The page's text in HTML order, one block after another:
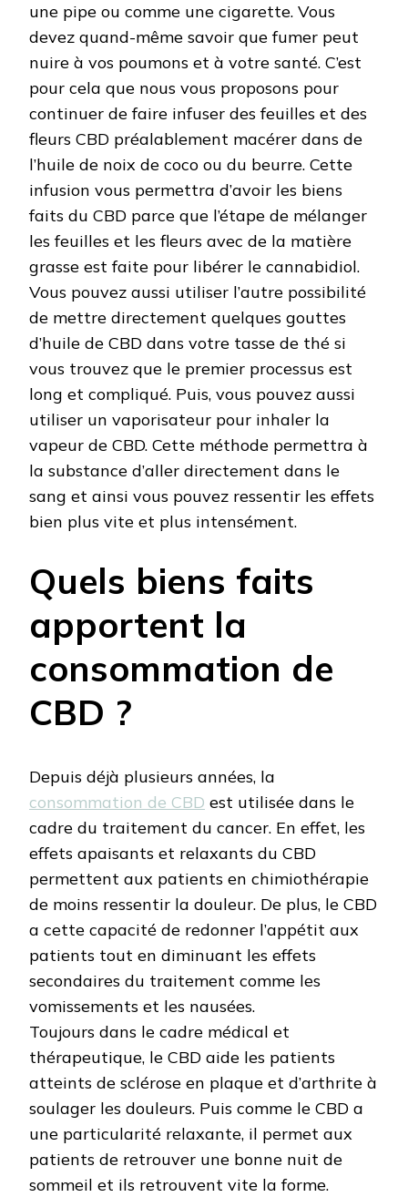
une pipe ou comme une cigarette. Vous
devez quand-même savoir que fumer peut
nuire à vos poumons et à votre santé. C’est
pour cela que nous vous proposons pour
continuer de faire infuser des feuilles et des
fleurs CBD préalablement macérer dans de
l’huile de noix de coco ou du beurre. Cette
infusion vous permettra d’avoir les biens
faits du CBD parce que l’étape de mélanger
les feuilles et les fleurs avec de la matière
grasse est faite pour libérer le cannabidiol.
Vous pouvez aussi utiliser l’autre possibilité
de mettre directement quelques gouttes
d’huile de CBD dans votre tasse de thé si
vous trouvez que le premier processus est
long et compliqué. Puis, vous pouvez aussi
utiliser un vaporisateur pour inhaler la
vapeur de CBD. Cette méthode permettra à
la substance d’aller directement dans le
sang et ainsi vous pouvez ressentir les effets
bien plus vite et plus intensément.
Quels biens faits
apportent la
consommation de
CBD ?
Depuis déjà plusieurs années, la
consommation de CBD est utilisée dans le
cadre du traitement du cancer. En effet, les
effets apaisants et relaxants du CBD
permettent aux patients en chimiothérapie
de moins ressentir la douleur. De plus, le CBD
a cette capacité de redonner l’appétit aux
patients tout en diminuant les effets
secondaires du traitement comme les
vomissements et les nausées.
Toujours dans le cadre médical et
thérapeutique, le CBD aide les patients
atteints de sclérose en plaque et d’arthrite à
soulager les douleurs. Puis comme le CBD a
une particularité relaxante, il permet aux
patients de retrouver une bonne nuit de
sommeil et ils retrouvent vite la forme.